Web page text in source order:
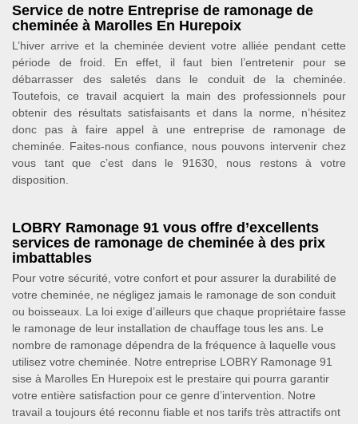
Service de notre Entreprise de ramonage de
cheminée à Marolles En Hurepoix
L’hiver arrive et la cheminée devient votre alliée pendant cette
période de froid. En effet, il faut bien l’entretenir pour se
débarrasser des saletés dans le conduit de la cheminée.
Toutefois, ce travail acquiert la main des professionnels pour
obtenir des résultats satisfaisants et dans la norme, n’hésitez
donc pas à faire appel à une entreprise de ramonage de
cheminée. Faites-nous confiance, nous pouvons intervenir chez
vous tant que c’est dans le 91630, nous restons à votre
disposition.
LOBRY Ramonage 91 vous offre d’excellents
services de ramonage de cheminée à des prix
imbattables
Pour votre sécurité, votre confort et pour assurer la durabilité de
votre cheminée, ne négligez jamais le ramonage de son conduit
ou boisseaux. La loi exige d’ailleurs que chaque propriétaire fasse
le ramonage de leur installation de chauffage tous les ans. Le
nombre de ramonage dépendra de la fréquence à laquelle vous
utilisez votre cheminée. Notre entreprise LOBRY Ramonage 91
sise à Marolles En Hurepoix est le prestaire qui pourra garantir
votre entière satisfaction pour ce genre d’intervention. Notre
travail a toujours été reconnu fiable et nos tarifs très attractifs ont